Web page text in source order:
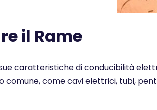
il Rame
caratteristiche di conducibilità
comune, come cavi elettrici, tubi,